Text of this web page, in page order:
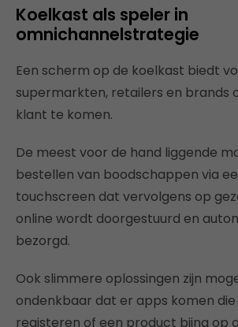
Koelkast als speler in
omnichannelstrategie
Een scherm op de koelkast biedt
supermarkten, retailers en brands
klant te komen.
De meest voor de hand liggende
bestellen van boodschappen via
touchscreen dat vervolgens op
online wordt doorgestuurd en
bezorgd.
Ook slimmere oplossingen zijn
ondenkbaar dat er apps komen die
registeren of een product bijna op